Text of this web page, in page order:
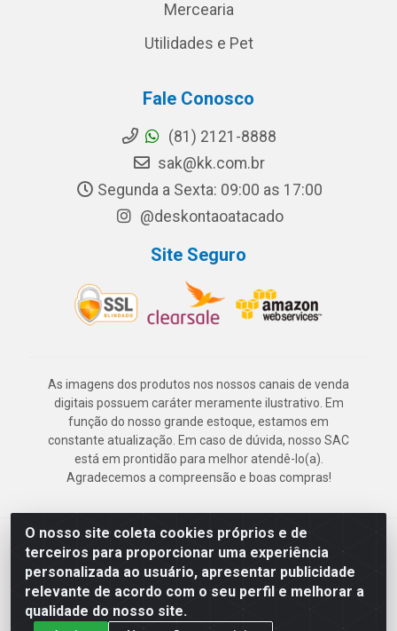
O nosso site coleta cookies próprios e de
terceiros para proporcionar uma experiência
personalizada ao usuário, apresentar publicidade
relevante de acordo com o seu perfil e melhorar a
qualidade do nosso site.
Mercearia
Utilidades e Pet
Fale Conosco
(81) 2121-8888
sak@kk.com.br
Segunda a Sexta: 09:00 as 17:00
@deskontaoatacado
Site Seguro
As imagens dos produtos nos nossos canais de venda
digitais possuem caráter meramente ilustrativo. Em
função do nosso grande estoque, estamos em
constante atualização. Em caso de dúvida, nosso SAC
está em prontidão para melhor atendê-lo(a).
Agradecemos a compreensão e boas compras!
Deskontão Atacado - Av. Marechal Mascarenhas de Morais, 2471 -
Imbiribeira - Recife/PE - CEP 51.150-001 - CNPJ 24.150.377/0003-
57